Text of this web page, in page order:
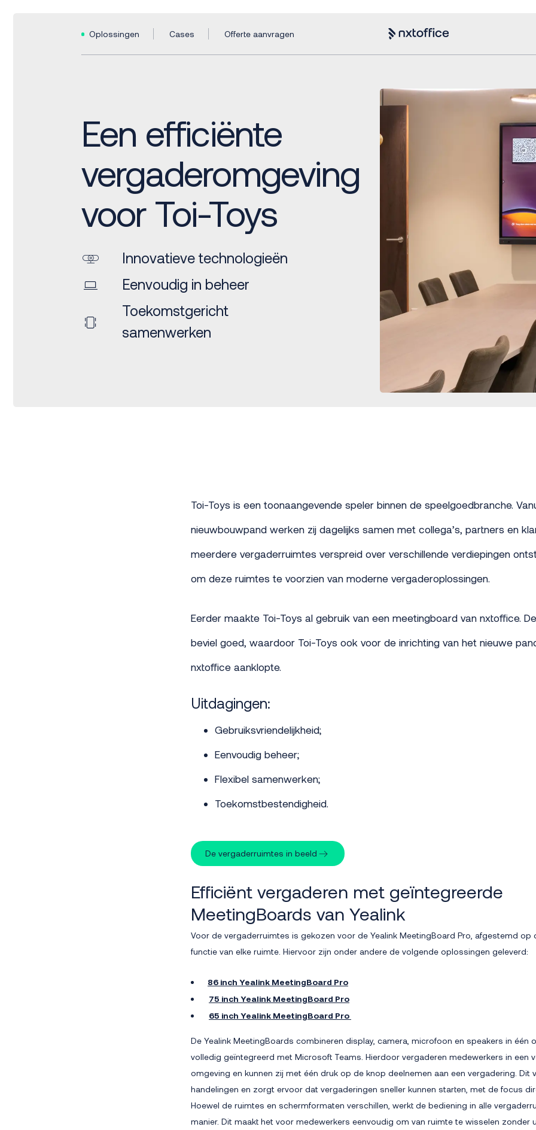
Oplossingen Cases Offerte aanvragen
Een efficiënte
vergaderomgeving
voor Toi-Toys
Innovatieve technologieën
Eenvoudig in beheer
Toekomstgericht
samenwerken
Toi-Toys is een toonaangevende speler binnen de speelgoedbranche.
nieuwbouwpand werken zij dagelijks samen met collega’s, partners en
meerdere vergaderruimtes verspreid over verschillende verdiepingen
om deze ruimtes te voorzien van moderne vergaderoplossingen.
Eerder maakte Toi-Toys al gebruik van een meetingboard van nxtoffice.
beviel goed, waardoor Toi-Toys ook voor de inrichting van het nieuwe
nxtoffice aanklopte.
Uitdagingen:
Gebruiksvriendelijkheid;
Eenvoudig beheer;
Flexibel samenwerken;
Toekomstbestendigheid.
De vergaderruimtes in beeld
Efficiënt vergaderen met geïntegreerde
MeetingBoards van Yealink
Voor de vergaderruimtes is gekozen voor de Yealink MeetingBoard Pro, afgestemd op
functie van elke ruimte. Hiervoor zijn onder andere de volgende oplossingen geleverd:
86 inch Yealink MeetingBoard Pro
75 inch Yealink MeetingBoard Pro
65 inch Yealink MeetingBoard Pro
De Yealink MeetingBoards combineren display, camera, microfoon en speakers in één
volledig geïntegreerd met Microsoft Teams. Hierdoor vergaderen medewerkers in een
omgeving en kunnen zij met één druk op de knop deelnemen aan een vergadering. Dit
handelingen en zorgt ervoor dat vergaderingen sneller kunnen starten, met de focus
Hoewel de ruimtes en schermformaten verschillen, werkt de bediening in alle
manier. Dit maakt het voor medewerkers eenvoudig om van ruimte te wisselen zonder